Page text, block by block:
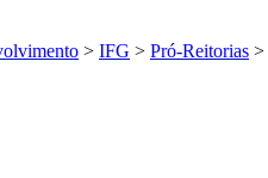
> IFG > Pró-Reitorias >